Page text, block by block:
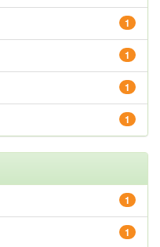
1
1
1
1
1
1